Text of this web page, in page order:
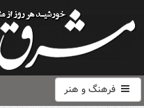
فرهنگ و هنر